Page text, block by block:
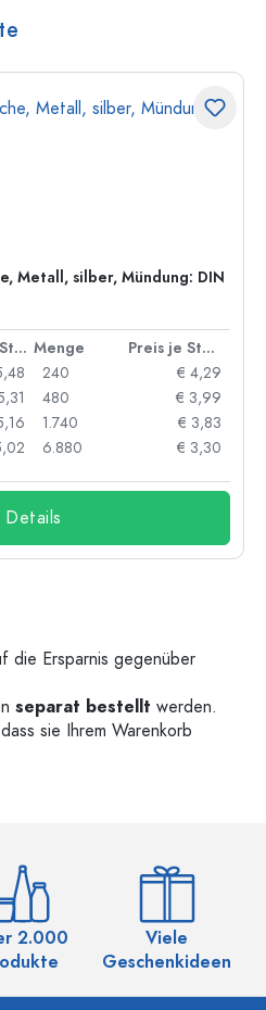
Metall, silber, Mündung: DIN
Preis je Stück Menge
Preis je Stück
240
€ 4,29
480
€ 3,99
1.740
€ 3,83
6.880
€ 3,30
Details
die Ersparnis gegenüber
separat bestellt werden.
sie Ihrem Warenkorb
2.000
Viele
Geschenkideen